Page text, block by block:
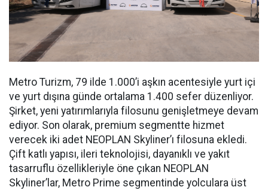
Metro Turizm, 79 ilde 1.000’i aşkın acentesiyle yurt içi
ve yurt dışına günde ortalama 1.400 sefer düzenliyor.
Şirket, yeni yatırımlarıyla filosunu genişletmeye devam
ediyor. Son olarak, premium segmentte hizmet
verecek iki adet NEOPLAN Skyliner’ı filosuna ekledi.
Çift katlı yapısı, ileri teknolojisi, dayanıklı ve yakıt
tasarruflu özellikleriyle öne çıkan NEOPLAN
Skyliner’lar, Metro Prime segmentinde yolculara üst